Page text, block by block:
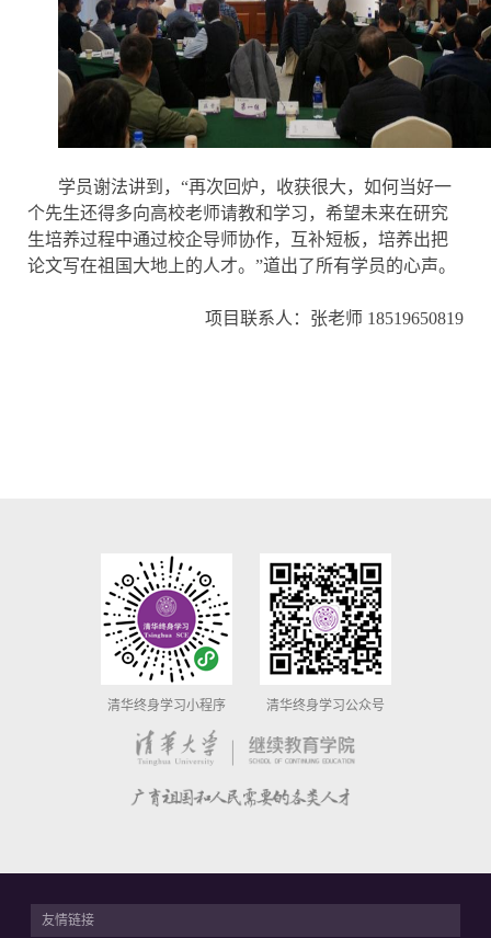
学员谢法讲到，“再次回炉，收获很大，如何当好一
个先生还得多向高校老师请教和学习，希望未来在研究
生培养过程中通过校企导师协作，互补短板，培养出把
论文写在祖国大地上的人才。”道出了所有学员的心声。
项目联系人：张老师 18519650819
清华终身学习小程序 清华终身学习公众号